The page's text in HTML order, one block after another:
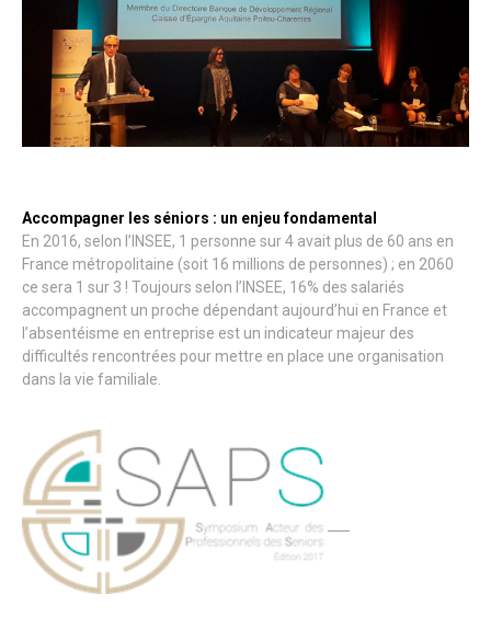
Accompagner les séniors : un enjeu fondamental
En 2016, selon l’INSEE, 1 personne sur 4 avait plus de 60 ans en
France métropolitaine (soit 16 millions de personnes) ; en 2060
ce sera 1 sur 3 ! Toujours selon l’INSEE, 16% des salariés
accompagnent un proche dépendant aujourd’hui en France et
l’absentéisme en entreprise est un indicateur majeur des
difficultés rencontrées pour mettre en place une organisation
dans la vie familiale.